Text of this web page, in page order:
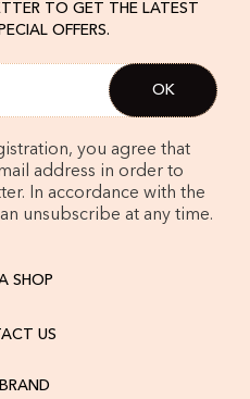
TO GET THE LATEST
OFFERS.
you agree that
address in order to
In accordance with the
unsubscribe at any time.
SHOP
US